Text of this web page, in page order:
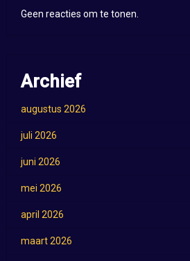
Geen reacties om te tonen.
Archief
augustus 2026
juli 2026
juni 2026
mei 2026
april 2026
maart 2026